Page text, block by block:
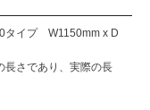
タイプ W1150mm x D
さであり、実際の長